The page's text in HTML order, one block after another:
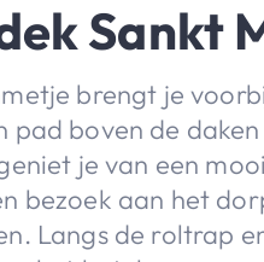
Sankt
brengt je
pad boven de
je van een
bezoek aan het
Langs de roltrap